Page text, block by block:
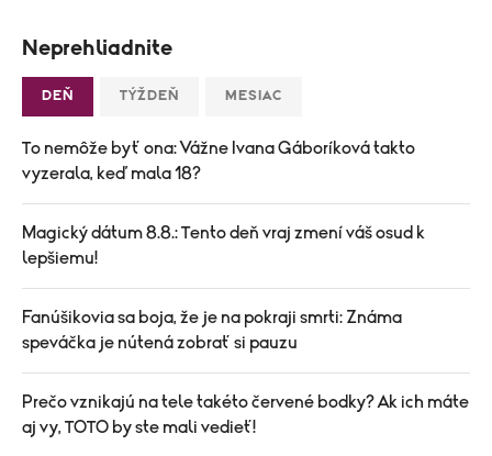
Neprehliadnite
DEŇ TÝŽDEŇ MESIAC
To nemôže byť ona: Vážne Ivana Gáboríková takto
vyzerala, keď mala 18?
Magický dátum 8.8.: Tento deň vraj zmení váš osud k
lepšiemu!
Fanúšikovia sa boja, že je na pokraji smrti: Známa
speváčka je nútená zobrať si pauzu
Prečo vznikajú na tele takéto červené bodky? Ak ich máte
aj vy, TOTO by ste mali vedieť!